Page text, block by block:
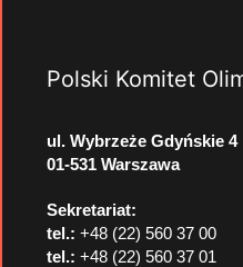
Polski Komitet
ul. Wybrzeże Gdyńskie 4
01-531 Warszawa
Sekretariat:
tel.: +48 (22) 560 37 00
tel.: +48 (22) 560 37 01